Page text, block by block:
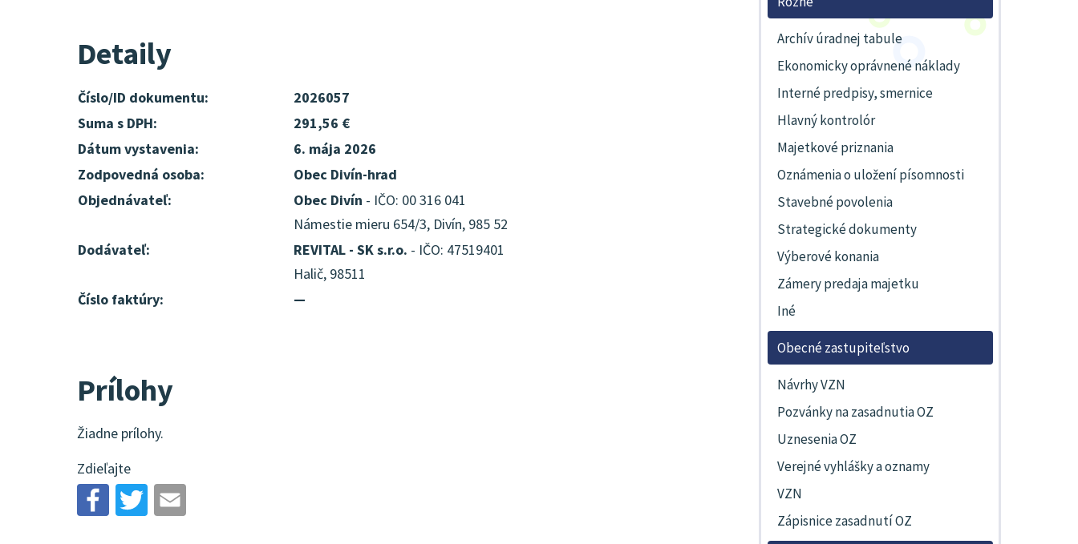
Detaily
Číslo/ID dokumentu:
2026057
Suma s DPH:
291,56 €
Dátum vystavenia:
6. mája 2026
Zodpovedná osoba:
Obec Divín-hrad
Objednávateľ:
Obec Divín - IČO: 00 316 041
Námestie mieru 654/3, Divín, 985 52
Dodávateľ:
REVITAL - SK s.r.o. - IČO: 47519401
Halič, 98511
Číslo faktúry:
—
Prílohy
Žiadne prílohy.
Zdieľajte
Archív úradnej tabule
Ekonomicky oprávnené náklady
Interné predpisy, smernice
Hlavný kontrolór
Majetkové priznania
Oznámenia o uložení písomnosti
Stavebné povolenia
Strategické dokumenty
Výberové konania
Zámery predaja majetku
Iné
Obecné zastupiteľstvo
Návrhy VZN
Pozvánky na zasadnutia OZ
Uznesenia OZ
Verejné vyhlášky a oznamy
VZN
Zápisnice zasadnutí OZ